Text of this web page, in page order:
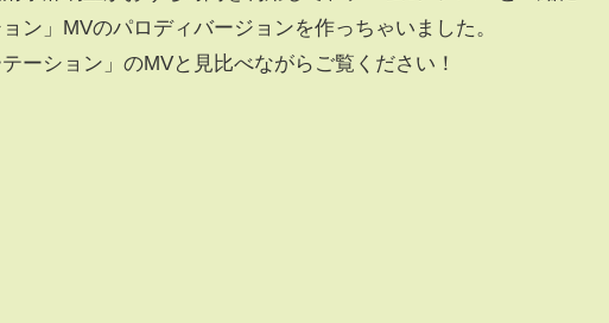
ン」MVのパロディバージョンを作っちゃいました。
ーション」のMVと見比べながらご覧ください！